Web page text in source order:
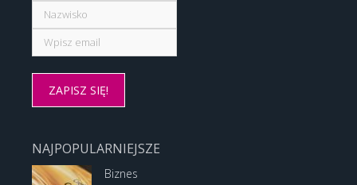
NAJPOPULARNIEJSZE
Biznes